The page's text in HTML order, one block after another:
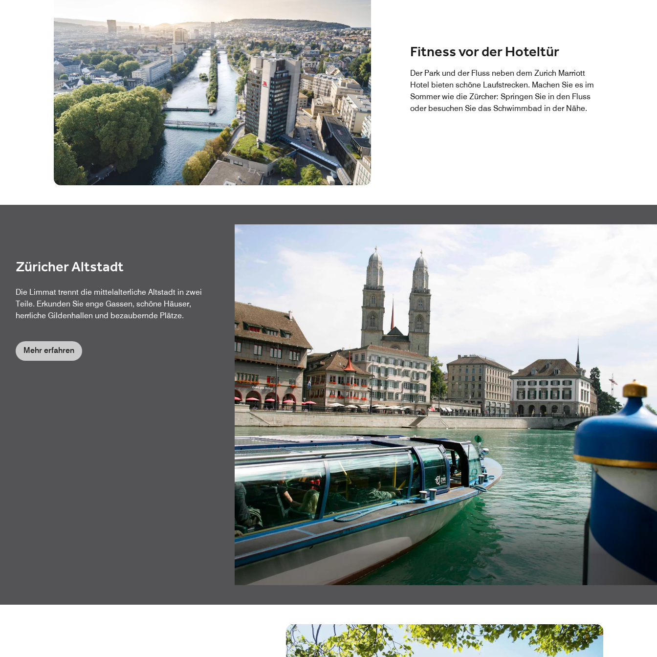
Fitness vor der Hoteltür
Der Park und der Fluss neben dem Zurich Marriott
Hotel bieten schöne Laufstrecken. Machen Sie es im
Sommer wie die Zürcher: Springen Sie in den Fluss
oder besuchen Sie das Schwimmbad in der Nähe.
Züricher Altstadt
Die Limmat trennt die mittelalterliche Altstadt in zwei
Teile. Erkunden Sie enge Gassen, schöne Häuser,
herrliche Gildenhallen und bezaubernde Plätze.
Mehr erfahren